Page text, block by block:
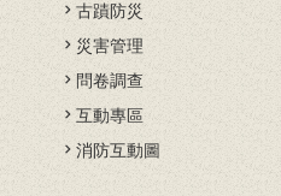
古蹟防災
災害管理
問卷調查
互動專區
消防互動圖